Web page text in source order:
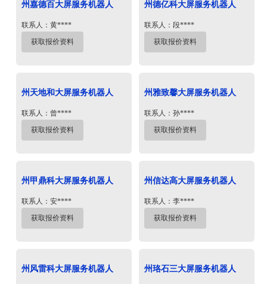
州嘉德百大屏服务机器人
联系人：黄****
获取报价资料
州德亿科大屏服务机器人
联系人：段****
获取报价资料
州天地和大屏服务机器人
联系人：曾****
获取报价资料
州雅致馨大屏服务机器人
联系人：孙****
获取报价资料
州甲鼎科大屏服务机器人
联系人：安****
获取报价资料
州信达高大屏服务机器人
联系人：李****
获取报价资料
州风雷科大屏服务机器人 州珞石三大屏服务机器人